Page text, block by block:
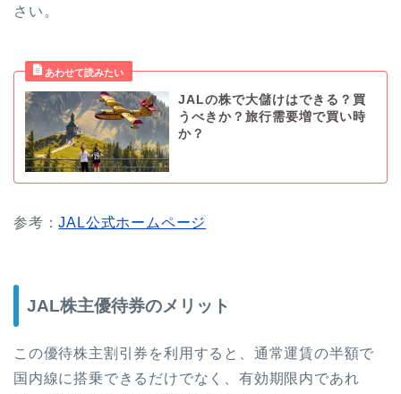
さい。
JALの株で大儲けはできる？買
うべきか？旅行需要増で買い時
か？
参考：JAL公式ホームページ
JAL株主優待券のメリット
この優待株主割引券を利用すると、通常運賃の半額で
国内線に搭乗できるだけでなく、有効期限内であれ